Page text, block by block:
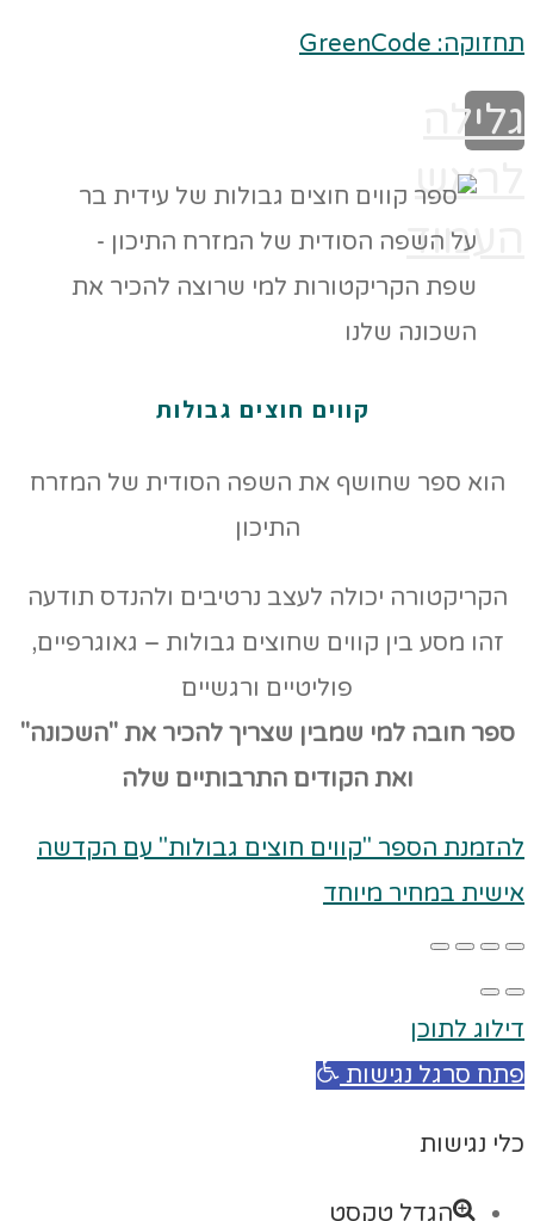
תחזוקה: GreenCode
גלילה
לראש
העמוד
קווים חוצים גבולות
הוא ספר שחושף את השפה הסודית של המזרח
התיכון
הקריקטורה יכולה לעצב נרטיבים ולהנדס תודעה
זהו מסע בין קווים שחוצים גבולות – גאוגרפיים,
פוליטיים ורגשיים
ספר חובה למי שמבין שצריך להכיר את "השכונה"
ואת הקודים התרבותיים שלה
להזמנת הספר "קווים חוצים גבולות" עם הקדשה
אישית במחיר מיוחד
דילוג לתוכן
פתח סרגל נגישות
כלי נגישות
הגדל טקסט